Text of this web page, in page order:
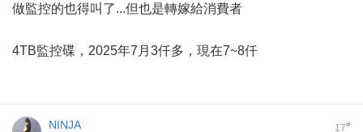
做監控的也得叫了...但也是轉嫁給消費者
4TB監控碟，2025年7月3仟多，現在7~8仟
17#
NINJA